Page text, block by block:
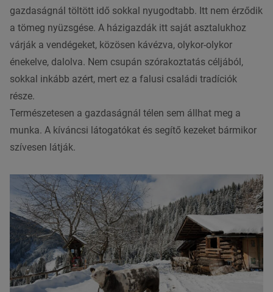
gazdaságnál töltött idő sokkal nyugodtabb. Itt nem érződik
a tömeg nyüzsgése. A házigazdák itt saját asztalukhoz
várják a vendégeket, közösen kávézva, olykor-olykor
énekelve, dalolva. Nem csupán szórakoztatás céljából,
sokkal inkább azért, mert ez a falusi családi tradíciók
része.
Természetesen a gazdaságnál télen sem állhat meg a
munka. A kíváncsi látogatókat és segítő kezeket bármikor
szívesen látják.